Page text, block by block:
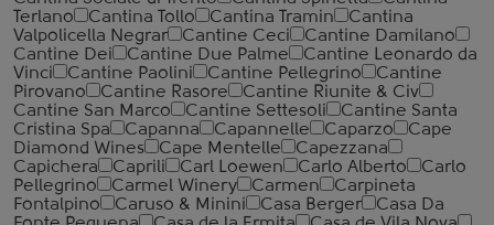
Terlano
Cantina Tollo Cantina Tramin
Cantina
Valpolicella Negrar
Cantine Ceci
Cantine Damilano
Cantine Dei
Cantine Due Palme
Cantine Leonardo da
Vinci
Cantine Paolini Cantine Pellegrino
Cantine
Pirovano
Cantine Rasore
Cantine Riunite & Civ
Cantine San Marco
Cantine Settesoli
Cantinе Santa
Cristina Spa
Capanna Capannelle Caparzo
Cape
Diamond Wines
Cape Mentelle
Capezzana
Capichera
Caprili Carl Loewen Carlo Alberto
Carlo
Pellegrino
Carmel Winery Carmen
Carpineta
Fontalpino
Caruso & Minini Casa Berger
Casa Da